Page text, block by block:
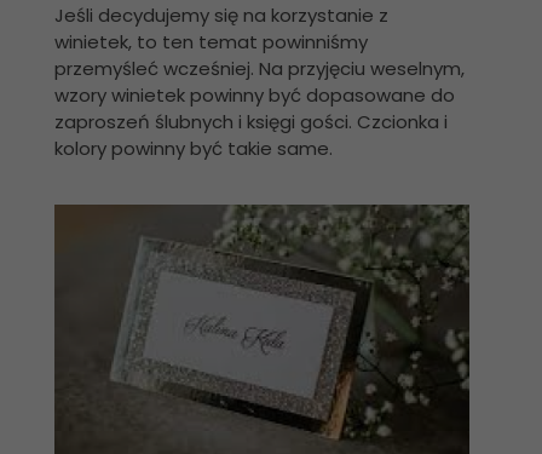
Jeśli decydujemy się na korzystanie z
winietek, to ten temat powinniśmy
przemyśleć wcześniej. Na przyjęciu weselnym,
wzory winietek powinny być dopasowane do
zaproszeń ślubnych i księgi gości. Czcionka i
kolory powinny być takie same.